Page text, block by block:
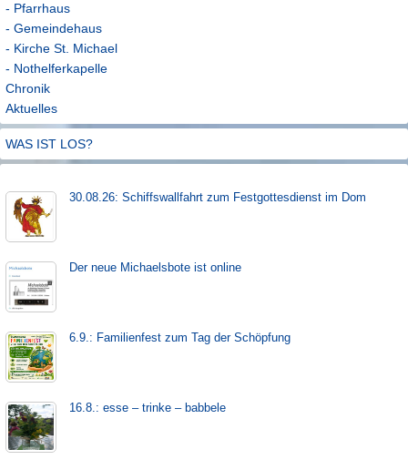
- Pfarrhaus
- Gemeindehaus
- Kirche St. Michael
- Nothelferkapelle
Chronik
Aktuelles
WAS IST LOS?
30.08.26: Schiffs­­wall­fahr­t zum Fest­gott­es­dienst im Dom
Der neue Michaels­bote ist on­line
6.9.: Familienfest zum Tag der Schöpfung
16.8.: esse – trinke – babbele